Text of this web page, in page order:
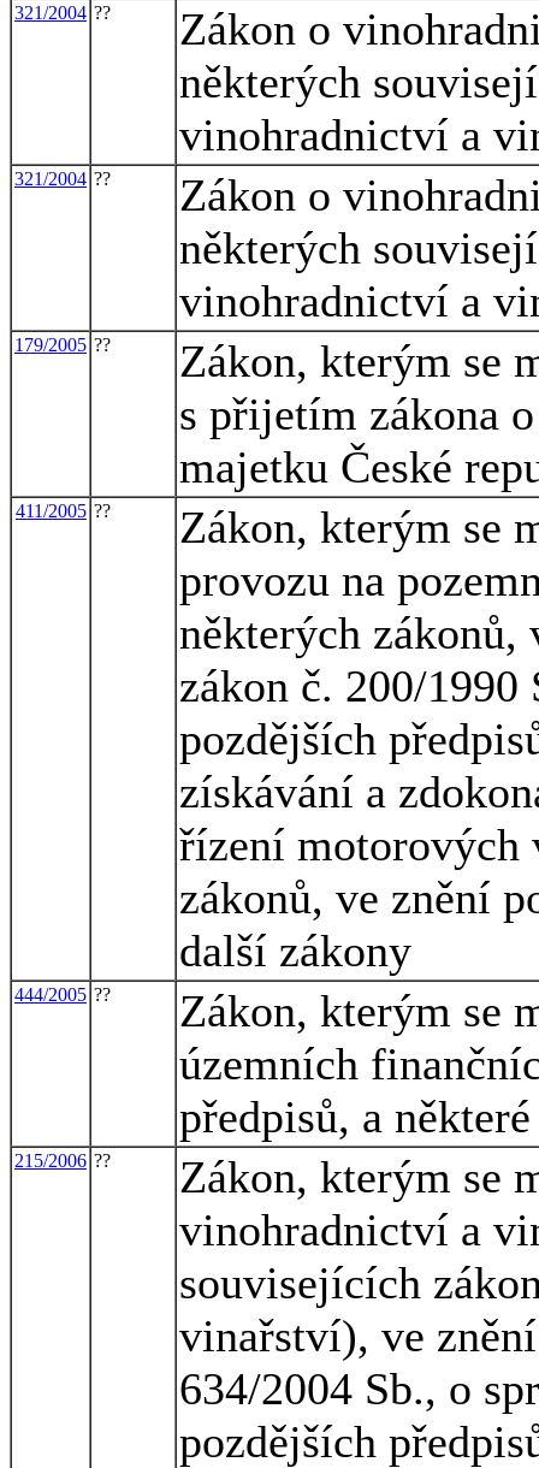
321/2004 ??
Zákon o
některých
vinohradnictví a
321/2004 ??
Zákon o
některých
vinohradnictví a
179/2005 ??
Zákon, kterým se
s přijetím zákona
majetku České
411/2005 ??
Zákon, kterým se
provozu na
některých zákonů,
zákon č. 200/1990
pozdějších
získávání a
řízení motorových
zákonů, ve znění
další zákony
444/2005 ??
Zákon, kterým se
územních
předpisů, a
215/2006 ??
Zákon, kterým se
vinohradnictví a
souvisejících
vinařství), ve
634/2004 Sb., o
pozdějších